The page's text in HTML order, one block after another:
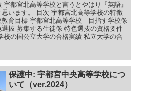
都宮北高等学校と言うとやはり『英語』
います。 目次 宇都宮北高等学校の特徴
育目標 宇都宮北高等学校 目指す学校像
抜 募集する生徒像 特色選抜の資格要件
校の国公立大学の合格実績 私立大学の合
保護中: 宇都宮中央高等学校につ
いて（ver.2024）